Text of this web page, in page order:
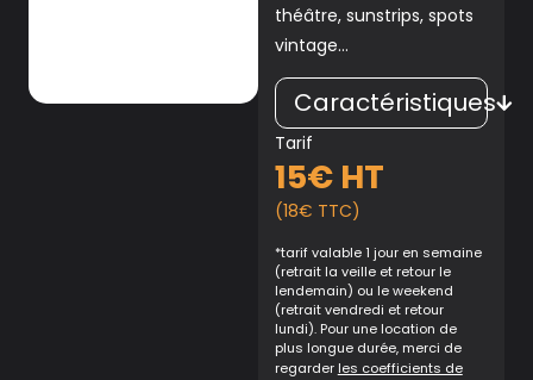
théâtre, sunstrips, spots
vintage…
Caractéristiques
Tarif
15€ HT
(18€ TTC)
*tarif valable 1 jour en semaine
(retrait la veille et retour le
lendemain) ou le weekend
(retrait vendredi et retour
lundi). Pour une location de
plus longue durée, merci de
regarder les coefficients de